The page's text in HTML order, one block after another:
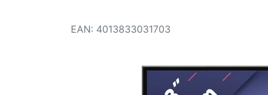
EAN: 4013833031703